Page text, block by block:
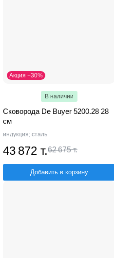
Акция −30%
В наличии
Сковорода De Buyer 5200.28 28
см
индукция; сталь
43 872 т.62 675 т.
Добавить в корзину